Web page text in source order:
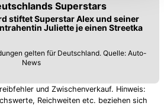
anpassen.
Superstars
stiftet Superstar Alex und seiner
Juliette je einen Streetka
gelten für Deutschland. Quelle: Auto-
News
und Zwischenverkauf. Hinweis:
Reichweiten etc. beziehen sich